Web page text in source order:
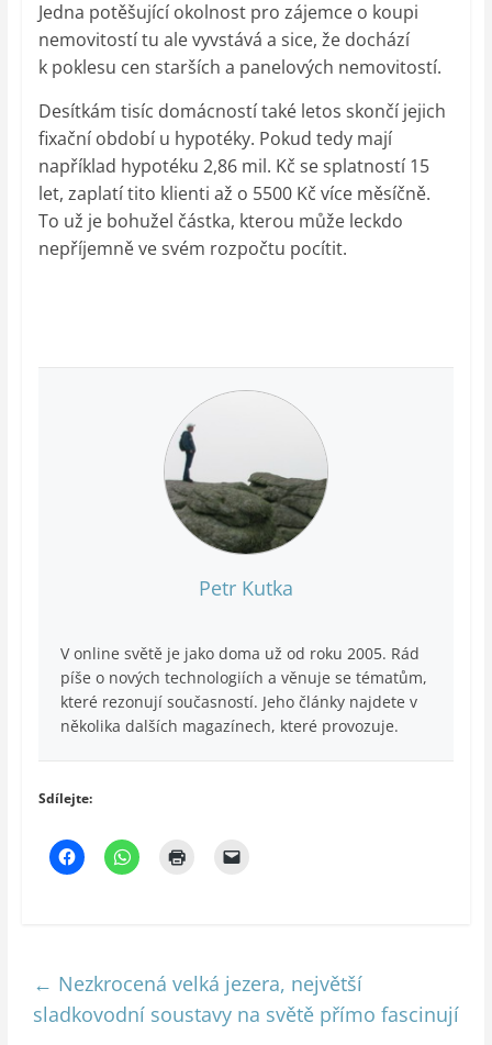
Jedna potěšující okolnost pro zájemce o koupi
nemovitostí tu ale vyvstává a sice, že dochází
k poklesu cen starších a panelových nemovitostí.
Desítkám tisíc domácností také letos skončí jejich
fixační období u hypotéky. Pokud tedy mají
například hypotéku 2,86 mil. Kč se splatností 15
let, zaplatí tito klienti až o 5500 Kč více měsíčně.
To už je bohužel částka, kterou může leckdo
nepříjemně ve svém rozpočtu pocítit.
Petr Kutka
V online světě je jako doma už od roku 2005. Rád
píše o nových technologiích a věnuje se tématům,
které rezonují současností. Jeho články najdete v
několika dalších magazínech, které provozuje.
Sdílejte:
← Nezkrocená velká jezera, největší
sladkovodní soustavy na světě přímo fascinují